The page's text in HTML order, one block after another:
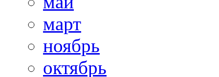
март
ноябрь
октябрь